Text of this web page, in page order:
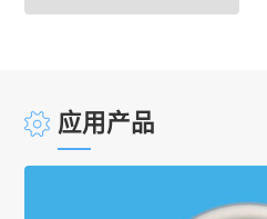
应用产品